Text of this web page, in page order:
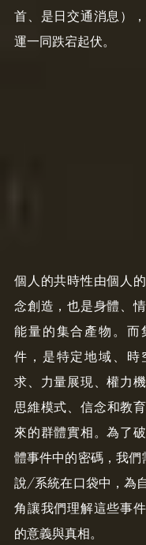
首、是日交通消息）
運一同跌宕起伏。
個人的共時性由個人
念創造，也是身體、
能量的集合產物。而
件，是特定地域、時
求、力量展現、權力機
思維模式、信念和教
來的群體實相。為了
體事件中的密碼，我
說/系統在口袋中，為
角讓我們理解這些事
的意義與真相。